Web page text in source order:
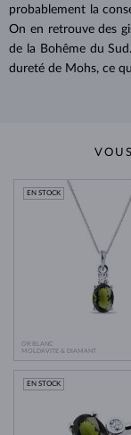
probablement la
On en retrouve des
de la Bohême du
dureté de Mohs, ce
OR BLANC
MOLDAVITE & DIAMANT
EN STOCK
EN STOCK